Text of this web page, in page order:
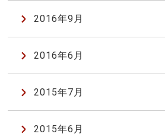
2016年9月
2016年6月
2015年7月
2015年6月